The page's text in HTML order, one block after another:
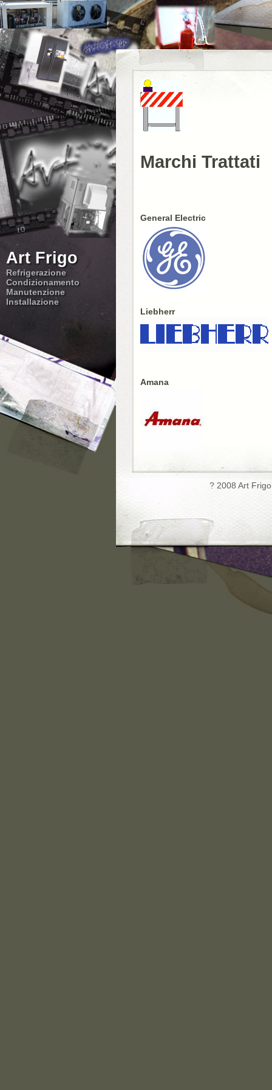
Art Frigo
Refrigerazione
Condizionamento
Manutenzione
Installazione
Marchi Trattati
General Electric
Liebherr
Amana
? 2008 Art